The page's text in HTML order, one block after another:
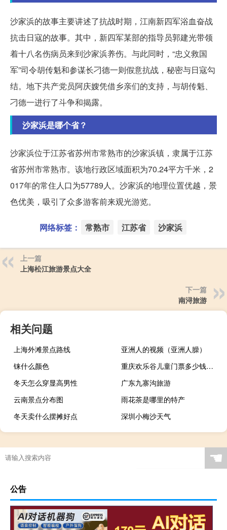
沙家浜的故事主要讲述了抗战时期，江南新四军浴血奋战
抗击日寇的故事。其中，新四军某部的指导员郭建光带领
着十八名伤病员来到沙家浜养伤。与此同时，“忠义救国
军”司令胡传魁和参谋长刁德一则假意抗战，秘密与日寇勾
结。地下共产党员阿庆嫂凭借乡亲们的支持，与胡传魁、
刁德一进行了斗争和揭露。
沙家浜是哪个省？
沙家浜位于江苏省苏州市常熟市的沙家浜镇，隶属于江苏
省苏州市常熟市。该地行政区域面积为70.24平方千米，2
017年的常住人口为57789人。沙家浜的地理位置优越，景
色优美，吸引了众多游客前来观光游览。
网络标签： 常熟市 江苏省 沙家浜
上一篇
上海松江旅游景点大全
下一篇
南浔旅游
相关问题
上海外滩景点路线
亚洲人的视频（亚洲人臊）
铼什么颜色
重庆欢乐谷儿童门票多少钱一张
冬天怎么穿显高男性
广东九寨沟旅游
云南景点分布图
雨花茶是哪里的特产
冬天卖什么摆摊好点
深圳小梅沙天气
☚
公告